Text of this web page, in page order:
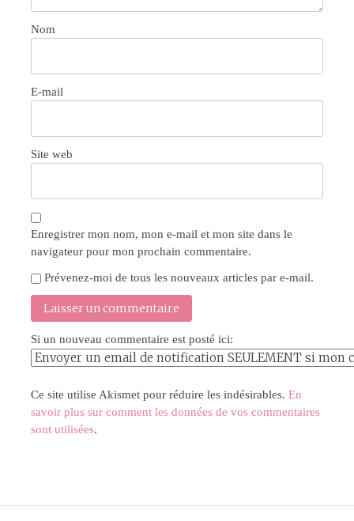
Nom
E-mail
Site web
Enregistrer mon nom, mon e-mail et mon site dans le
navigateur pour mon prochain commentaire.
Prévenez-moi de tous les nouveaux articles par e-mail.
Si un nouveau commentaire est posté ici:
Ce site utilise Akismet pour réduire les indésirables. En
savoir plus sur comment les données de vos commentaires
sont utilisées.